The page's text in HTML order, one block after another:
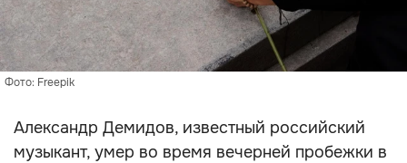
Фото: Freepik
Александр Демидов, известный российский
музыкант, умер во время вечерней пробежки в